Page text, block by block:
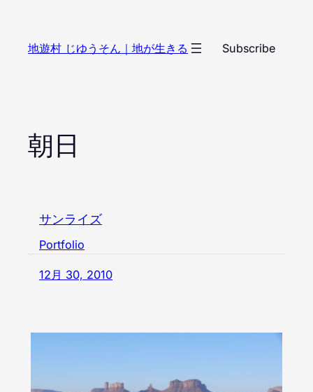
地遊村 じゆうそん｜地が生きる Subscribe
朝日
サンライズ
Portfolio
12月 30, 2010